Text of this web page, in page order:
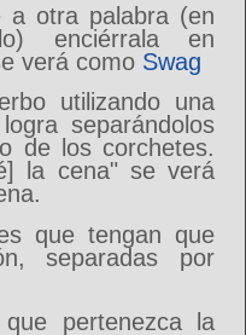
a otra palabra (en
enciérrala en
verá como Swag
utilizando una
separándolos
de los corchetes.
la cena" se verá
que tengan que
separadas por
pertenezca la